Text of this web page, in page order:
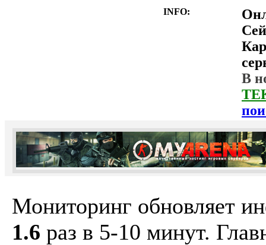
INFO:
В
Мониторинг обновляет
1.6 раз в 5-10 минут.